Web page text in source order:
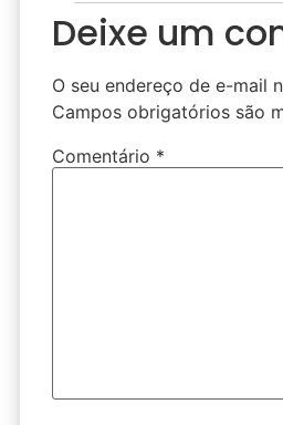
Deixe um
O seu endereço de e-mail
Campos obrigatórios são
Comentário *